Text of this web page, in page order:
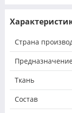
Страна
Предназначение
Ткань
Состав